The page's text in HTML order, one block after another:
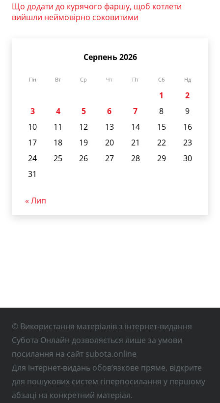
Що додати до курячого фаршу, щоб котлети
вийшли неймовірно соковитими
Серпень 2026
Пн Вт Ср Чт Пт Сб Нд
1
2
3
4 5 6 7 8
9
10
11 12 13 14 15
16
17
18 19 20 21 22
23
24
25 26 27 28 29
30
31
« Лип
© Використання матеріалів з інтернет-видання
Субота Онлайн дозволяється лише за умови
посилання на сайт subota.online
Для інтернет-видань обов’язкове пряме, відкрите
для пошукових систем гіперпосилання у першому
абзаці на конкретний матеріал.